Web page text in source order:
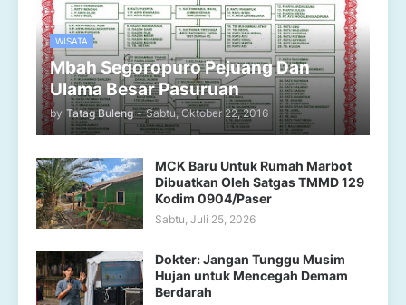
WISATA
Mbah Segoropuro Pejuang Dan
Ulama Besar Pasuruan
by Tatag Buleng - Sabtu, Oktober 22, 2016
MCK Baru Untuk Rumah Marbot
Dibuatkan Oleh Satgas TMMD 129
Kodim 0904/Paser
Sabtu, Juli 25, 2026
Dokter: Jangan Tunggu Musim
Hujan untuk Mencegah Demam
Berdarah